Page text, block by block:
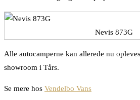
Nevis 873G
Alle autocamperne kan allerede nu
showroom i Tårs.
Se mere hos Vendelbo Vans